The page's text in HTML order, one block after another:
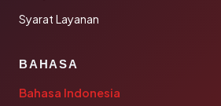
Syarat Layanan
BAHASA
Bahasa Indonesia